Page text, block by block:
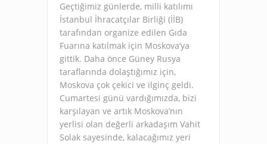
Geçtiğimiz günlerde, milli katılımı
İstanbul İhracatçılar Birliği (İİB)
tarafından organize edilen Gıda
Fuarına katılmak için Moskova’ya
gittik. Daha önce Güney Rusya
taraflarında dolaştığımız için,
Moskova çok çekici ve ilginç geldi.
Cumartesi günü vardığımızda, bizi
karşılayan ve artık Moskova’nın
yerlisi olan değerli arkadaşım Vahit
Solak sayesinde, kalacağımız yeri